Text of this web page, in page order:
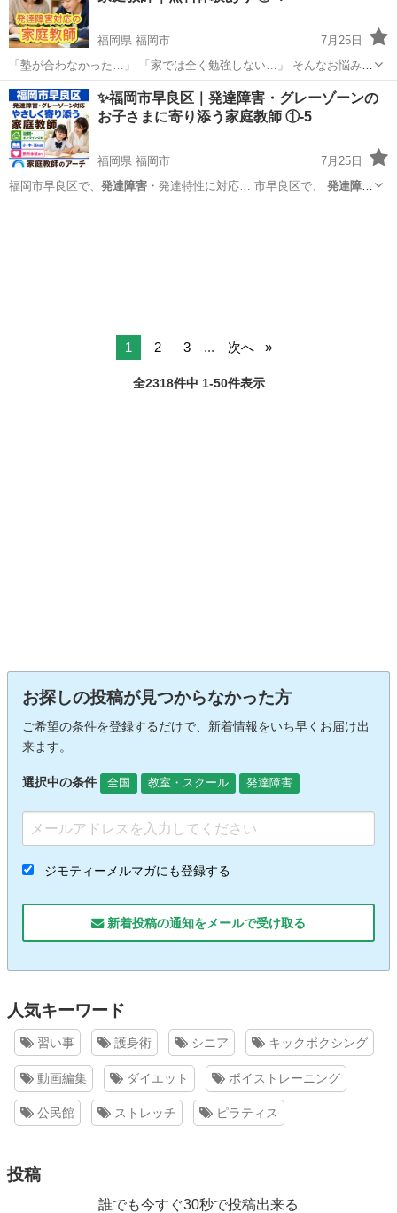
福岡県 福岡市
7月25日
「塾が合わなかった…」 「家では全く勉強しない…」 そんなお悩みあ
りませんか？ 福岡市城南区で 発達特性（ADHD・ASD・学習障害な
ど）に配慮した家庭教師を行っています。 ✅こんなお子さまが多いで
す ...
福岡 福岡市 家庭教師 発達障害
✨福岡市早良区｜発達障害・グレーゾーンの
お子さまに寄り添う家庭教師 ①-5
福岡県 福岡市
7月25日
福岡市早良区で、 発達障害・発達特性に対応… 市早良区で、 発達障
害
・ADHD・AS… す。 特に発達障害 ・グレーゾーンの… ます。 ●発
1 2 3 ... 次へ
全2318件中 1-50件表示
お探しの投稿が見つからなかった方
ご希望の条件を登録するだけで、新着情報をいち早くお届け出
来ます。
選択中の条件 全国 教室・スクール 発達障害
ジモティーメルマガにも登録する
新着投稿の通知をメールで受け取る
人気キーワード
習い事 護身術 シニア キックボクシング
動画編集 ダイエット ボイストレーニング
公民館 ストレッチ ピラティス
投稿
誰でも今すぐ30秒で投稿出来る